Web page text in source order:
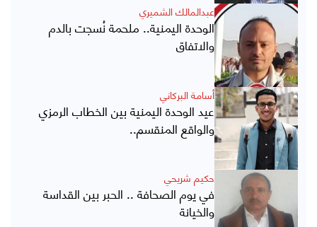
عبدالمالك الشميري
الوحدة اليمنية.. ملحمة نُسجت بالدم
والاتفاق
أسامة البركاني
عيد الوحدة اليمنية بين الخطاب الرمزي
والواقع المنقسم..
حكيم شريحي
في يوم الصحافة .. الحبر بين القداسة
والخيانة